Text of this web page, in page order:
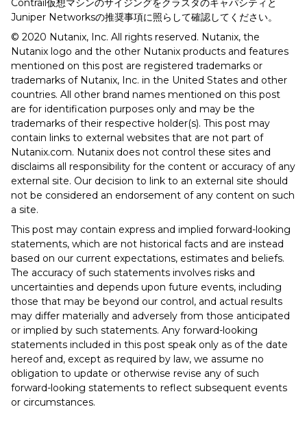
Contrail仮想マシンのサイジングをクラスタのキャパシティと
Juniper Networksの推奨事項に照らして確認してください。
© 2020 Nutanix, Inc. All rights reserved. Nutanix, the
Nutanix logo and the other Nutanix products and features
mentioned on this post are registered trademarks or
trademarks of Nutanix, Inc. in the United States and other
countries. All other brand names mentioned on this post
are for identification purposes only and may be the
trademarks of their respective holder(s). This post may
contain links to external websites that are not part of
Nutanix.com. Nutanix does not control these sites and
disclaims all responsibility for the content or accuracy of any
external site. Our decision to link to an external site should
not be considered an endorsement of any content on such
a site.
This post may contain express and implied forward-looking
statements, which are not historical facts and are instead
based on our current expectations, estimates and beliefs.
The accuracy of such statements involves risks and
uncertainties and depends upon future events, including
those that may be beyond our control, and actual results
may differ materially and adversely from those anticipated
or implied by such statements. Any forward-looking
statements included in this post speak only as of the date
hereof and, except as required by law, we assume no
obligation to update or otherwise revise any of such
forward-looking statements to reflect subsequent events
or circumstances.